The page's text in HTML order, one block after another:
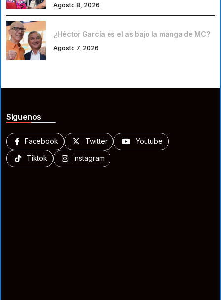
Agosto 8, 2026
¿Héctor García es el as bajo la manga de MC?
Agosto 7, 2026
Síguenos
Facebook Twitter Youtube
Tiktok Instagram